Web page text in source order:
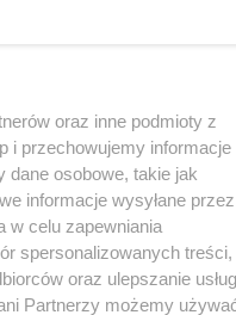
oraz inne podmioty z
i przechowujemy informacje
dane osobowe, takie jak
informacje wysyłane przez
w celu zapewniania
spersonalizowanych treści,
oraz ulepszanie
Partnerzy możemy